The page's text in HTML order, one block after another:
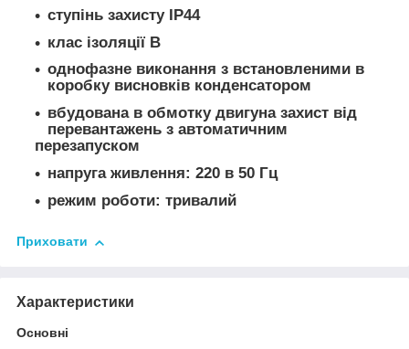
ступінь захисту IP44
клас ізоляції В
однофазне виконання з встановленими в
коробку висновків конденсатором
вбудована в обмотку двигуна захист від
перевантажень з автоматичним
перезапуском
напруга живлення: 220 в 50 Гц
режим роботи: тривалий
Приховати
Характеристики
Основні